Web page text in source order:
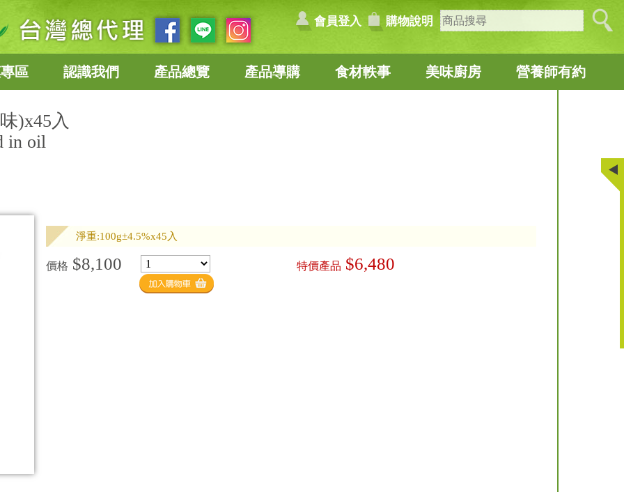
會員登入 購物說明
區 認識我們 產品總覽 產品導購 食材軼事 美味廚房 營養師有約
)x45入
in oil
淨重:100g±4.5%x45入
價格 $8,100 特價產品 $6,480